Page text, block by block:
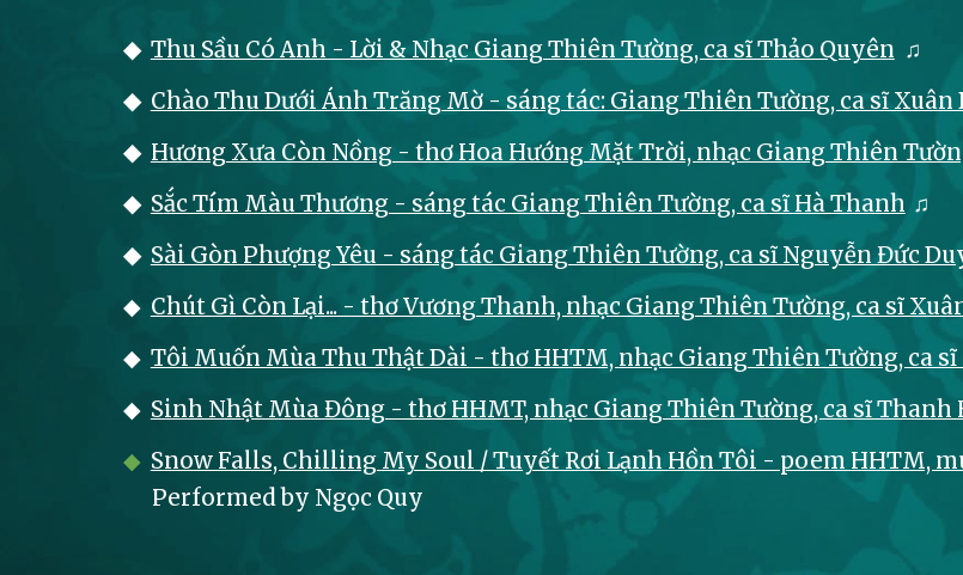
◆ Thu Sầu Có Anh - Lời & Nhạc Giang Thiên Tường, ca sĩ Thảo Quyên ♫
◆ Chào Thu Dưới Ánh Trăng Mờ - sáng tác: Giang Thiên Tường, ca sĩ Xuân
◆ Hương Xưa Còn Nồng - thơ Hoa Hướng Mặt Trời, nhạc Giang Thiên
◆ Sắc Tím Màu Thương - sáng tác Giang Thiên Tường, ca sĩ Hà Thanh ♫
◆ Sài Gòn Phượng Yêu - sáng tác Giang Thiên Tường, ca sĩ Nguyễn Đức
◆ Chút Gì Còn Lại... - thơ Vương Thanh, nhạc Giang Thiên Tường, ca sĩ
◆ Tôi Muốn Mùa Thu Thật Dài - thơ HHTM, nhạc Giang Thiên Tường, ca
◆ Sinh Nhật Mùa Đông - thơ HHMT, nhạc Giang Thiên Tường, ca sĩ Thanh
◆ Snow Falls, Chilling My Soul / Tuyết Rơi Lạnh Hồn Tôi - poem HHTM,
Performed by Ngọc Quy